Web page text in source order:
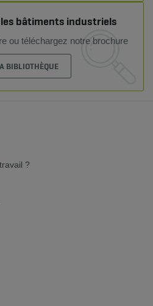
bâtiments industriels
ou téléchargez notre brochure
BIBLIOTHÈQUE
?